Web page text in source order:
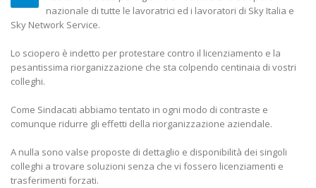
nazionale di tutte le lavoratrici ed i lavoratori di Sky Italia e
Sky Network Service.
Lo sciopero è indetto per protestare contro il licenziamento e la
pesantissima riorganizzazione che sta colpendo centinaia di vostri
colleghi.
Come Sindacati abbiamo tentato in ogni modo di contraste e
comunque ridurre gli effetti della riorganizzazione aziendale.
A nulla sono valse proposte di dettaglio e disponibilità dei singoli
colleghi a trovare soluzioni senza che vi fossero licenziamenti e
trasferimenti forzati.
Elezioni RSU TIM Servizi
Digitali
Telecom: sciopero contro
Elezioni RSU
Convenzione